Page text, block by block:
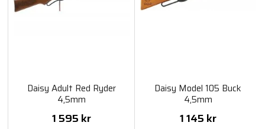
Daisy Adult Red Ryder
4,5mm
1 595 kr
Daisy Model 105 Buck
4,5mm
1 145 kr